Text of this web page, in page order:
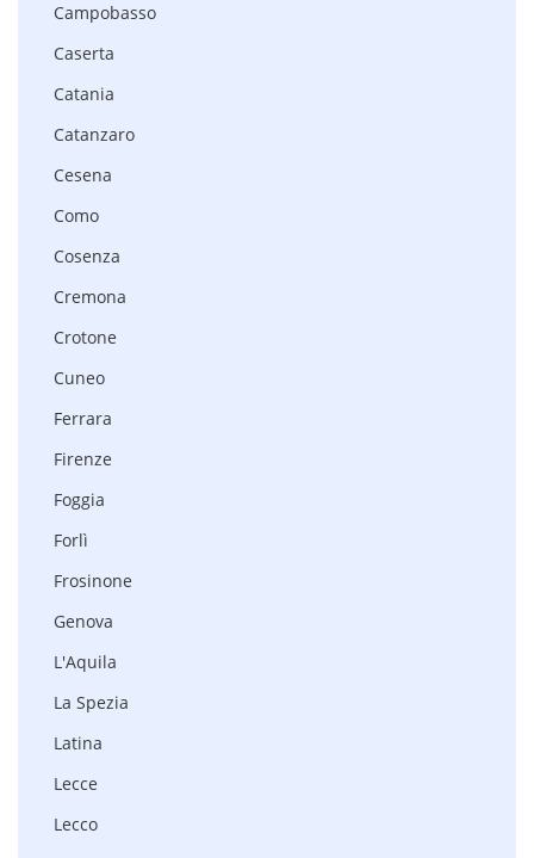
Campobasso
Caserta
Catania
Catanzaro
Cesena
Como
Cosenza
Cremona
Crotone
Cuneo
Ferrara
Firenze
Foggia
Forlì
Frosinone
Genova
L'Aquila
La Spezia
Latina
Lecce
Lecco